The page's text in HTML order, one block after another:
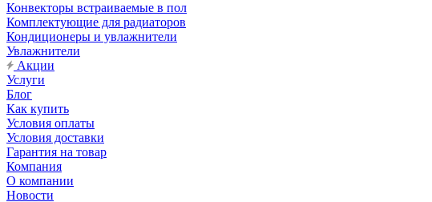
Конвекторы встраиваемые в пол
Комплектующие для радиаторов
Кондиционеры и увлажнители
Увлажнители
Акции
Услуги
Блог
Как купить
Условия оплаты
Условия доставки
Гарантия на товар
Компания
О компании
Новости